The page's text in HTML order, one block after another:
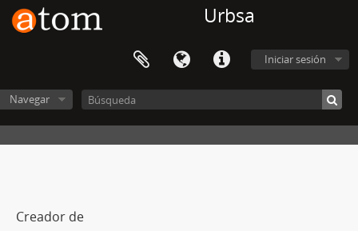
Urbsa
Iniciar sesión
Navegar
Creador de